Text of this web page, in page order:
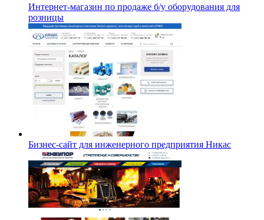
Интернет-магазин по продаже б/у оборудования для
розницы
Бизнес-сайт для инженерного предприятия Никас